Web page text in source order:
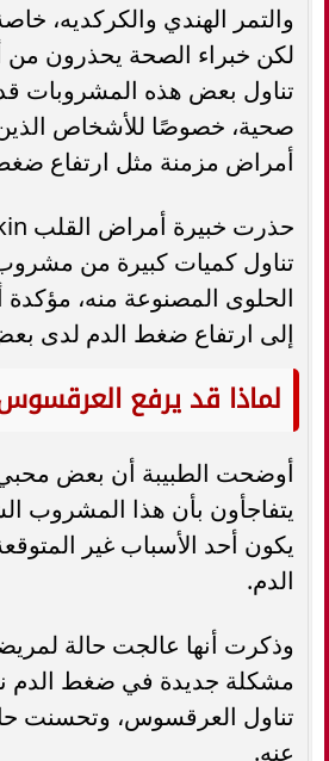
والتمر الهندي والكركديه،
لكن خبراء الصحة يحذرون من
تناول بعض هذه المشروبات
صحية، خصوصًا للأشخاص
أمراض مزمنة مثل ارتفاع
تناول كميات كبيرة من
الحلوى المصنوعة منه،
إلى ارتفاع ضغط الدم لدى
لماذا قد يرفع
أوضحت الطبيبة أن بعض
يتفاجأون بأن هذا المشروب
يكون أحد الأسباب غير
الدم.
وذكرت أنها عالجت حالة
مشكلة جديدة في ضغط الدم
تناول العرقسوس، وتحسنت
عنه.